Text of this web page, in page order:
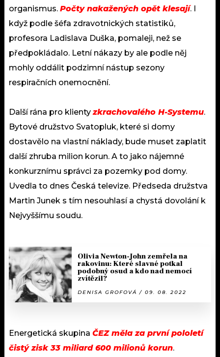
organismus. Počty nakažených opět klesají. I
když podle šéfa zdravotnických statistiků,
profesora Ladislava Duška, pomaleji, než se
předpokládalo. Letní nákazy by ale podle něj
mohly oddálit podzimní nástup sezony
respiračních onemocnění.
Další rána pro klienty zkrachovalého H-Systemu.
Bytové družstvo Svatopluk, které si domy
dostavělo na vlastní náklady, bude muset zaplatit
další zhruba milion korun. A to jako nájemné
konkurznímu správci za pozemky pod domy.
Uvedla to dnes Česká televize. Předseda družstva
Martin Junek s tím nesouhlasí a chystá dovolání k
Nejvyššímu soudu.
Olivia Newton-John zemřela na
rakovinu: Které slavné potkal
podobný osud a kdo nad nemocí
zvítězil?
DENISA GROFOVÁ / 09. 08. 2022
Energetická skupina ČEZ měla za první pololetí
čistý zisk 33 miliard 600 milionů korun.